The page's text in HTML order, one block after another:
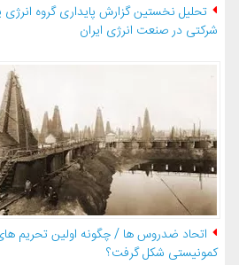
تحلیل نخستین گزارش پایداری گروه انرژی
شرکتی در صنعت انرژی ایران
اتحاد ضدروس ها / چگونه اولین تحریم
کمونیستی شکل گرفت؟